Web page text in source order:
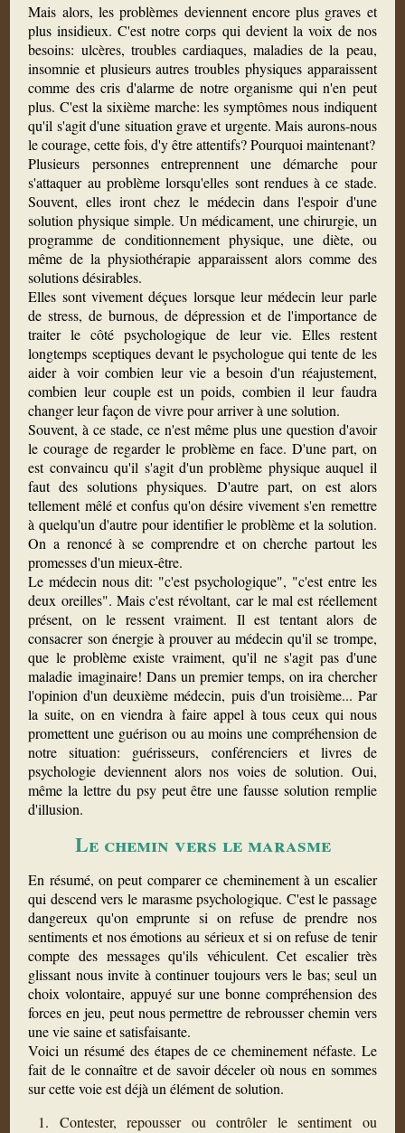
Mais alors, les problèmes deviennent encore plus graves et
plus insidieux. C'est notre corps qui devient la voix de nos
besoins: ulcères, troubles cardiaques, maladies de la peau,
insomnie et plusieurs autres troubles physiques apparaissent
comme des cris d'alarme de notre organisme qui n'en peut
plus. C'est la sixième marche: les symptômes nous indiquent
qu'il s'agit d'une situation grave et urgente. Mais aurons-nous
le courage, cette fois, d'y être attentifs? Pourquoi maintenant?
Plusieurs personnes entreprennent une démarche pour
s'attaquer au problème lorsqu'elles sont rendues à ce stade.
Souvent, elles iront chez le médecin dans l'espoir d'une
solution physique simple. Un médicament, une chirurgie, un
programme de conditionnement physique, une diète, ou
même de la physiothérapie apparaissent alors comme des
solutions désirables.
Elles sont vivement déçues lorsque leur médecin leur parle
de stress, de burnous, de dépression et de l'importance de
traiter le côté psychologique de leur vie. Elles restent
longtemps sceptiques devant le psychologue qui tente de les
aider à voir combien leur vie a besoin d'un réajustement,
combien leur couple est un poids, combien il leur faudra
changer leur façon de vivre pour arriver à une solution.
Souvent, à ce stade, ce n'est même plus une question d'avoir
le courage de regarder le problème en face. D'une part, on
est convaincu qu'il s'agit d'un problème physique auquel il
faut des solutions physiques. D'autre part, on est alors
tellement mêlé et confus qu'on désire vivement s'en remettre
à quelqu'un d'autre pour identifier le problème et la solution.
On a renoncé à se comprendre et on cherche partout les
promesses d'un mieux-être.
Le médecin nous dit: "c'est psychologique", "c'est entre les
deux oreilles". Mais c'est révoltant, car le mal est réellement
présent, on le ressent vraiment. Il est tentant alors de
consacrer son énergie à prouver au médecin qu'il se trompe,
que le problème existe vraiment, qu'il ne s'agit pas d'une
maladie imaginaire! Dans un premier temps, on ira chercher
l'opinion d'un deuxième médecin, puis d'un troisième... Par
la suite, on en viendra à faire appel à tous ceux qui nous
promettent une guérison ou au moins une compréhension de
notre situation: guérisseurs, conférenciers et livres de
psychologie deviennent alors nos voies de solution. Oui,
même la lettre du psy peut être une fausse solution remplie
d'illusion.
Le chemin vers le marasme
En résumé, on peut comparer ce cheminement à un escalier
qui descend vers le marasme psychologique. C'est le passage
dangereux qu'on emprunte si on refuse de prendre nos
sentiments et nos émotions au sérieux et si on refuse de tenir
compte des messages qu'ils véhiculent. Cet escalier très
glissant nous invite à continuer toujours vers le bas; seul un
choix volontaire, appuyé sur une bonne compréhension des
forces en jeu, peut nous permettre de rebrousser chemin vers
une vie saine et satisfaisante.
Voici un résumé des étapes de ce cheminement néfaste. Le
fait de le connaître et de savoir déceler où nous en sommes
sur cette voie est déjà un élément de solution.
Contester, repousser ou contrôler le sentiment ou